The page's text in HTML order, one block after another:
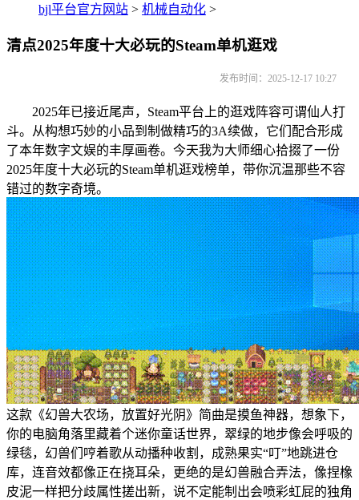
bjl平台官方网站 > 机械自动化 >
清点2025年度十大必玩的Steam单机逛戏
发布时间：2025-12-17 10:27
2025年已接近尾声，Steam平台上的逛戏阵容可谓仙人打
斗。从构想巧妙的小品到制做精巧的3A续做，它们配合形成
了本年数字文娱的丰厚画卷。今天我为大师细心拾掇了一份
2025年度十大必玩的Steam单机逛戏榜单，带你沉温那些不容
错过的数字奇境。
这款《幻兽大农场，放置好光阴》简曲是摸鱼神器，想象下，
你的电脑角落里藏着个迷你童话世界，翠绿的地步像会呼吸的
绿毯，幻兽们哼着歌从动播种收割，成熟果实“叮”地跳进仓
库，连音效都像正在挠耳朵，更绝的是幻兽融合弄法，像捏橡
皮泥一样把分歧属性搓出新，说不定能制出会喷彩虹屁的独角